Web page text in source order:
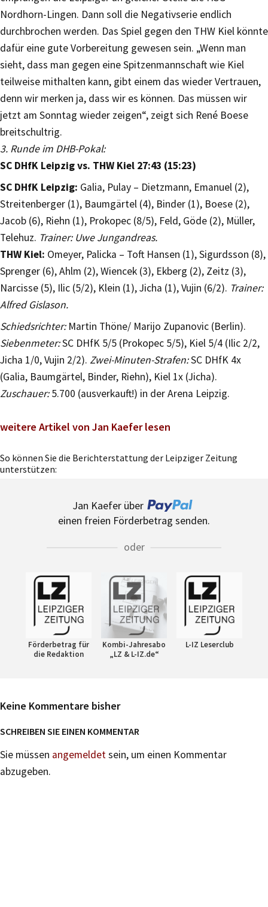
Nordhorn-Lingen. Dann soll die Negativserie endlich
durchbrochen werden. Das Spiel gegen den THW Kiel könnte
dafür eine gute Vorbereitung gewesen sein. „Wenn man
sieht, dass man gegen eine Spitzenmannschaft wie Kiel
teilweise mithalten kann, gibt einem das wieder Vertrauen,
denn wir merken ja, dass wir es können. Das müssen wir
jetzt am Sonntag wieder zeigen“, zeigt sich René Boese
breitschultrig.
3. Runde im DHB-Pokal:
SC DHfK Leipzig vs. THW Kiel 27:43 (15:23)
SC DHfK Leipzig: Galia, Pulay – Dietzmann, Emanuel (2),
Streitenberger (1), Baumgärtel (4), Binder (1), Boese (2),
Jacob (6), Riehn (1), Prokopec (8/5), Feld, Göde (2), Müller,
Telehuz. Trainer: Uwe Jungandreas.
THW Kiel: Omeyer, Palicka – Toft Hansen (1), Sigurdsson (8),
Sprenger (6), Ahlm (2), Wiencek (3), Ekberg (2), Zeitz (3),
Narcisse (5), Ilic (5/2), Klein (1), Jicha (1), Vujin (6/2). Trainer:
Alfred Gislason.
Schiedsrichter:Martin Thöne/ Marijo Zupanovic (Berlin).
Siebenmeter:SC DHfK 5/5 (Prokopec 5/5), Kiel 5/4 (Ilic 2/2,
Jicha 1/0, Vujin 2/2). Zwei-Minuten-Strafen:SC DHfK 4x
(Galia, Baumgärtel, Binder, Riehn), Kiel 1x (Jicha).
Zuschauer:5.700 (ausverkauft!) in der Arena Leipzig.
weitere Artikel von Jan Kaefer lesen
So können Sie die Berichterstattung der Leipziger Zeitung
unterstützen:
Jan Kaefer über
einen freien Förderbetrag senden.
oder
Förderbetrag für
die Redaktion
Kombi-Jahresabo
„LZ & L-IZ.de“
L-IZ Leserclub
Keine Kommentare bisher
SCHREIBEN SIE EINEN KOMMENTAR
Sie müssen angemeldetsein, um einen Kommentar
abzugeben.